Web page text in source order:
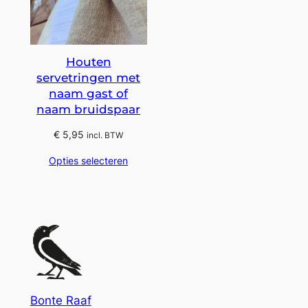
Houten
servetringen met
naam gast of
naam bruidspaar
€ 5,95 incl. BTW
Opties selecteren
Bonte Raaf